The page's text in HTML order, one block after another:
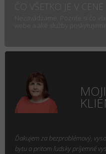
ČO VŠETKO JE V CENE
Ďakujem za bezproblémový,
bytu a pritom ľudsky príjemné